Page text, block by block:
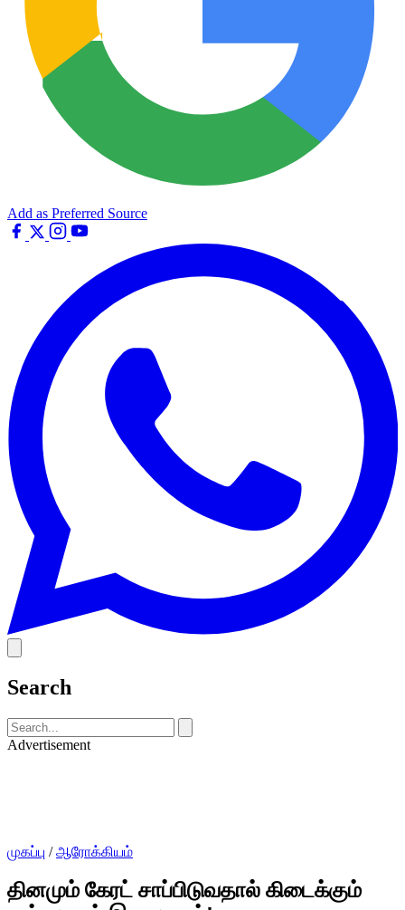
Add as Preferred Source
Search
Advertisement
முகப்பு / ஆரோக்கியம்
தினமும் கேரட் சாப்பிடுவதால் கிடைக்கும்